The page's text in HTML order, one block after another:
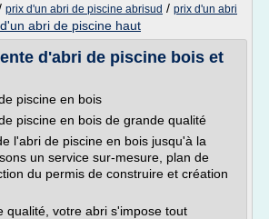
prix d'un abri de piscine abrisud / prix d'un abri
abri de piscine haut
d'abri de piscine bois et
piscine en bois
piscine en bois de grande qualité
l'abri de piscine en bois jusqu'à la
un service sur-mesure, plan de
du permis de construire et création
qualité, votre abri s'impose tout